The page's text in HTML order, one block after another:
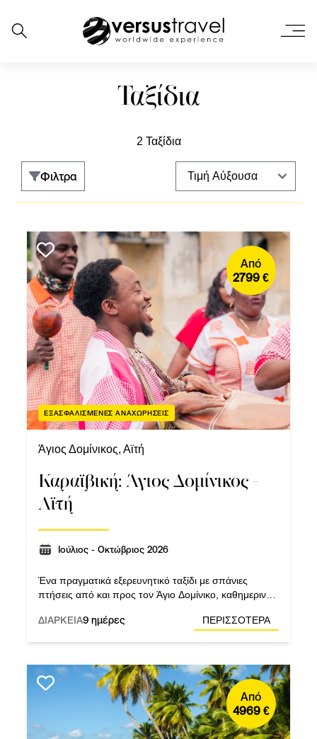
συγκεκριμένες προτάσεις και να
εσύ τοπότε;
Ταξίδια
2 Ταξίδια
Φιλτρα
Από
2799 €
ΕΞΑΣΦΑΛΙΣΜΕΝΕΣ ΑΝΑΧΩΡΗΣΕΙΣ
Άγιος Δομίνικος, Αϊτή
Καραϊβική: Άγιος Δομίνικος -
Αϊτή
Ιούλιος - Οκτώβριος 2026
Ένα πραγματικά εξερευνητικό ταξίδι με σπάνιες
πτήσεις από και προς τον Άγιο Δομίνικο, καθημερινές
εμπειρία ζωής!
ΔΙΑΡΚΕΙΑ9 ημέρες ΠΕΡΙΣΣΟΤΕΡΑ
Από
4969 €